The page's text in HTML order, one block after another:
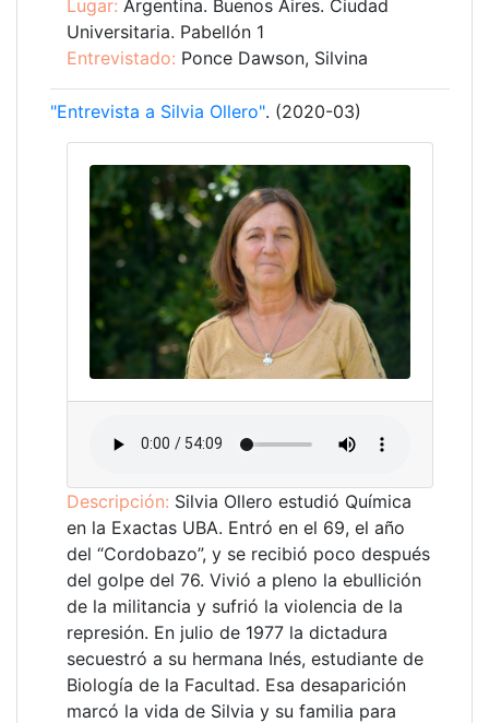
Lugar: Argentina. Buenos Aires. Ciudad
Universitaria. Pabellón 1
Entrevistado: Ponce Dawson, Silvina
"Entrevista a Silvia Ollero". (2020-03)
Descripción: Silvia Ollero estudió Química
en la Exactas UBA. Entró en el 69, el año
del “Cordobazo”, y se recibió poco después
del golpe del 76. Vivió a pleno la ebullición
de la militancia y sufrió la violencia de la
represión. En julio de 1977 la dictadura
secuestró a su hermana Inés, estudiante de
Biología de la Facultad. Esa desaparición
marcó la vida de Silvia y su familia para